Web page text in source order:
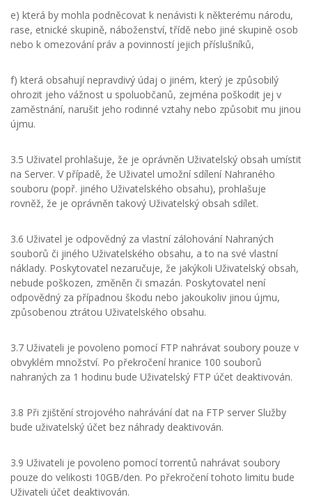
e) která by mohla podněcovat k nenávisti k některému národu,
rase, etnické skupině, náboženství, třídě nebo jiné skupině osob
nebo k omezování práv a povinností jejich příslušníků,
f) která obsahují nepravdivý údaj o jiném, který je způsobilý
ohrozit jeho vážnost u spoluobčanů, zejména poškodit jej v
zaměstnání, narušit jeho rodinné vztahy nebo způsobit mu jinou
újmu.
3.5 Uživatel prohlašuje, že je oprávněn Uživatelský obsah umístit
na Server. V případě, že Uživatel umožní sdílení Nahraného
souboru (popř. jiného Uživatelského obsahu), prohlašuje
rovněž, že je oprávněn takový Uživatelský obsah sdílet.
3.6 Uživatel je odpovědný za vlastní zálohování Nahraných
souborů či jiného Uživatelského obsahu, a to na své vlastní
náklady. Poskytovatel nezaručuje, že jakýkoli Uživatelský obsah,
nebude poškozen, změněn či smazán. Poskytovatel není
odpovědný za případnou škodu nebo jakoukoliv jinou újmu,
způsobenou ztrátou Uživatelského obsahu.
3.7 Uživateli je povoleno pomocí FTP nahrávat soubory pouze v
obvyklém množství. Po překročení hranice 100 souborů
nahraných za 1 hodinu bude Uživatelský FTP účet deaktivován.
3.8 Při zjištění strojového nahrávání dat na FTP server Služby
bude uživatelský účet bez náhrady deaktivován.
3.9 Uživateli je povoleno pomocí torrentů nahrávat soubory
pouze do velikosti 10GB/den. Po překročení tohoto limitu bude
Uživateli účet deaktivován.